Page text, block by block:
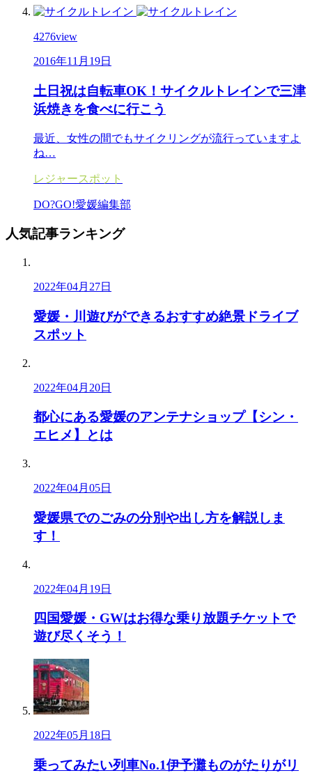
4276view
2016年11月19日
土日祝は自転車OK！サイクルトレインで三津
浜焼きを食べに行こう
最近、女性の間でもサイクリングが流行っていますよ
ね…
レジャースポット
DO?GO!愛媛編集部
人気記事ランキング
2022年04月27日
愛媛・川遊びができるおすすめ絶景ドライブ
スポット
2022年04月20日
都心にある愛媛のアンテナショップ【シン・
エヒメ】とは
2022年04月05日
愛媛県でのごみの分別や出し方を解説しま
す！
2022年04月19日
四国愛媛・GWはお得な乗り放題チケットで
遊び尽くそう！
2022年05月18日
乗ってみたい列車No.1伊予灘ものがたりがリ